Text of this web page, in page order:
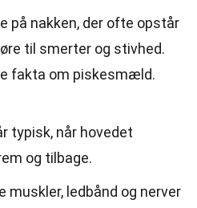
på nakken, der ofte opstår
til smerter og stivhed.
fakta om piskesmæld.
typisk, når hovedet
og tilbage.
muskler, ledbånd og nerver